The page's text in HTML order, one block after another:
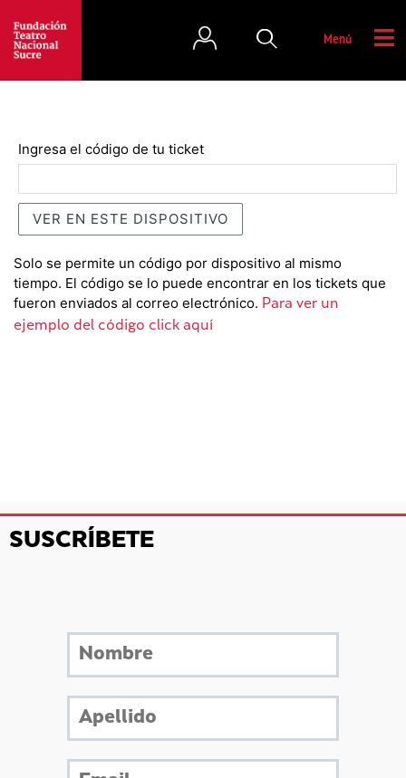
Menú
Ingresa el código de tu ticket
Solo se permite un código por dispositivo al mismo
tiempo. El código se lo puede encontrar en los tickets que
fueron enviados al correo electrónico. Para ver un
ejemplo del código click aquí
SUSCRÍBETE